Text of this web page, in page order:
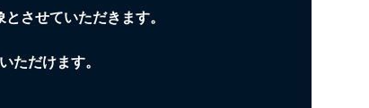
させていただきます。
ただけます。